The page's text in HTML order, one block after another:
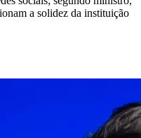
a solidez da instituição